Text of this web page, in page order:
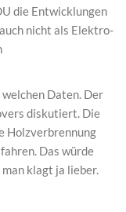
die Entwicklungen
nicht als Elektro-
Daten. Der
diskutiert. Die
Holzverbrennung
Das würde
klagt ja lieber.